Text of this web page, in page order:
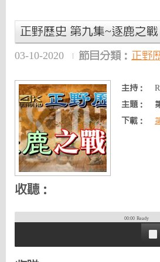
正野歷史 第九集~逐鹿之戰
03-10-2020 節目分類： 正野
主持：
主題：
下載：
收聽：
00:00 Ready